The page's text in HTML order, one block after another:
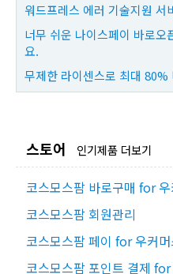
워드프레스 에러 기술지원 서
너무 쉬운 나이스페이 바로오
요.
무제한 라이센스로 최대 80%
스토어 인기제품 더보기
코스모스팜 바로구매 for
코스모스팜 회원관리
코스모스팜 페이 for 우커
코스모스팜 포인트 결제